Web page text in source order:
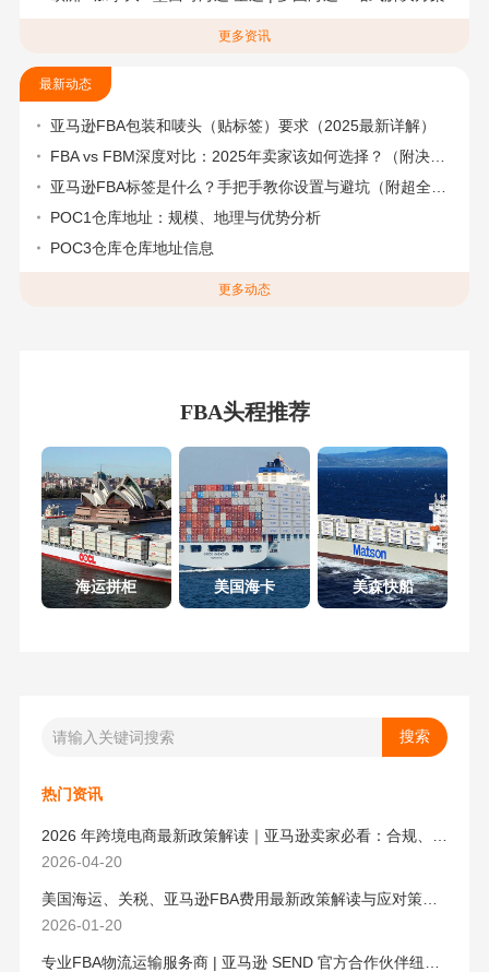
更多资讯
最新动态
亚马逊FBA包装和唛头（贴标签）要求（2025最新详解）
FBA vs FBM深度对比：2025年卖家该如何选择？（附决策流程图）
亚马逊FBA标签是什么？手把手教你设置与避坑（附超全指南）
POC1仓库地址：规模、地理与优势分析
POC3仓库仓库地址信息
更多动态
FBA头程推荐
海运拼柜 美国海卡 美森快船
热门资讯
2026-04-20
美国海运、关税、亚马逊FBA费用最新政策解读与应对策略（2026版）
2026-01-20